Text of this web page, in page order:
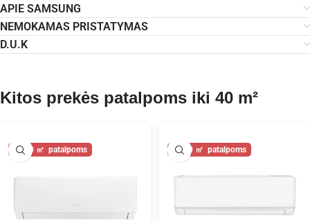
APIE SAMSUNG
NEMOKAMAS PRISTATYMAS
D.U.K
Kitos prekės patalpoms iki 40 m²
40 40